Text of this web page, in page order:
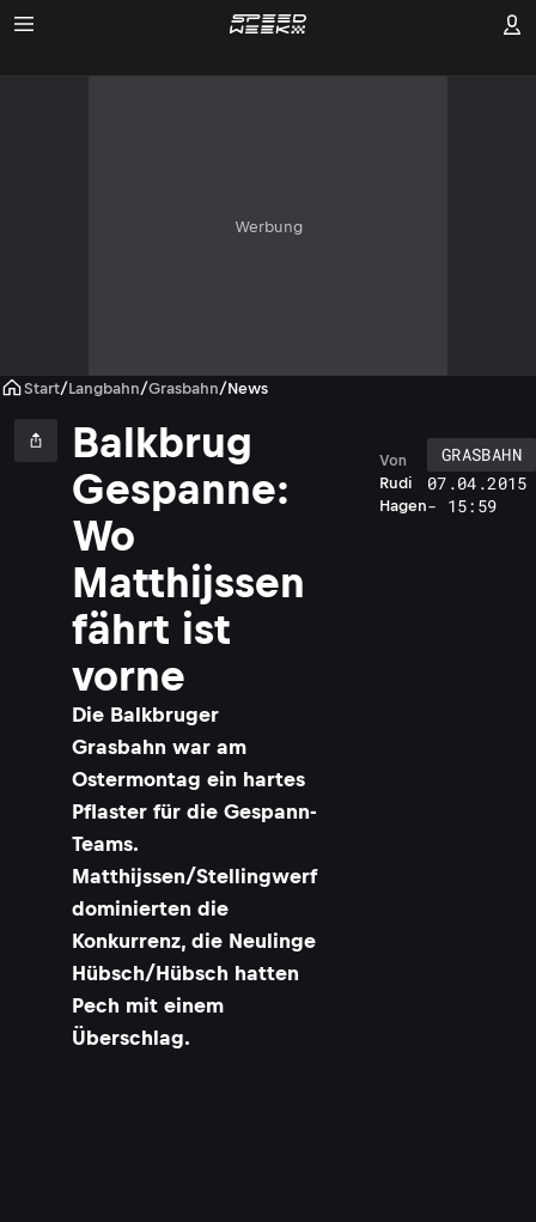
Werbung
Start/Langbahn/Grasbahn/News
Balkbrug
Gespanne:
Wo
Matthijssen
fährt ist
vorne
Die Balkbruger
Grasbahn war am
Ostermontag ein hartes
Pflaster für die Gespann-
Teams.
Matthijssen/Stellingwerf
dominierten die
Konkurrenz, die Neulinge
Hübsch/Hübsch hatten
Pech mit einem
Überschlag.
Rudi
Hagen
Von
GRASBAHN
07.04.2015
- 15:59